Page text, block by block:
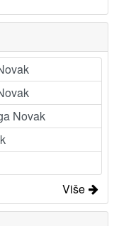
Novak
Više